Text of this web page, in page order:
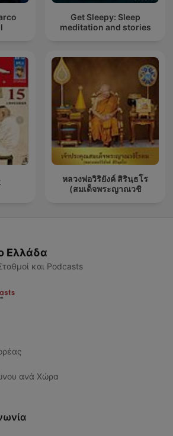
Get Sleepy: Sleep
meditation and stories
หลวงพ่อวิริยังค์ สิรินฺธโร
(สมเด็จพระญาณวชิ
Ελλάδα
και Podcasts
ανά Χώρα